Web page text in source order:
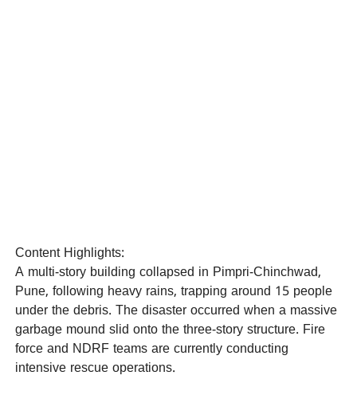
Content Highlights:
A multi-story building collapsed in Pimpri-Chinchwad,
Pune, following heavy rains, trapping around 15 people
under the debris. The disaster occurred when a massive
garbage mound slid onto the three-story structure. Fire
force and NDRF teams are currently conducting
intensive rescue operations.